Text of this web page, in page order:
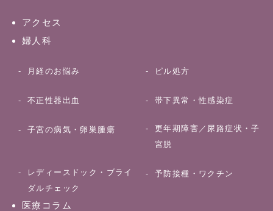
アクセス
婦人科
月経のお悩み ピル処方
不正性器出血 帯下異常・性感染症
子宮の病気・卵巣腫瘍
更年期障害／尿路症状・子
宮脱
レディースドック・ブライ
ダルチェック
予防接種・ワクチン
医療コラム